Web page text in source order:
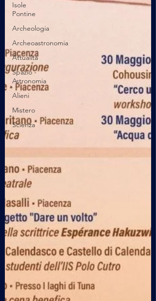
Isole
Pontine
Archeologia
Archeoastronomia
Attualità
Spazio -
Astronomia
Alieni
Mistero
Scienza